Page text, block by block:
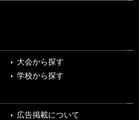
大会から探す
学校から探す
広告掲載について